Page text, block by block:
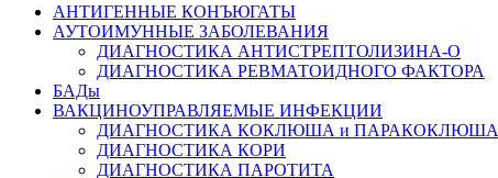
АНТИГЕННЫЕ КОНЪЮГАТЫ
АУТОИМУННЫЕ ЗАБОЛЕВАНИЯ
ДИАГНОСТИКА АНТИСТРЕПТОЛИЗИНА-О
ДИАГНОСТИКА РЕВМАТОИДНОГО ФАКТОРА
БАДы
ВАКЦИНОУПРАВЛЯЕМЫЕ ИНФЕКЦИИ
ДИАГНОСТИКА КОКЛЮША и ПАРАКОКЛЮША
ДИАГНОСТИКА КОРИ
ДИАГНОСТИКА ПАРОТИТА